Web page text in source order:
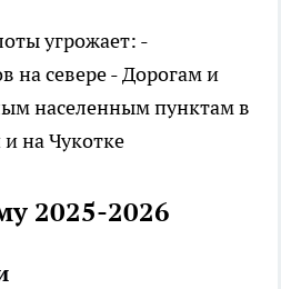
угрожает: -
на севере - Дорогам и
населенным пунктам в
на Чукотке
2025-2026